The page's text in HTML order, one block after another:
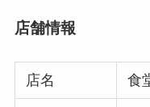
店舗情報
店名 食